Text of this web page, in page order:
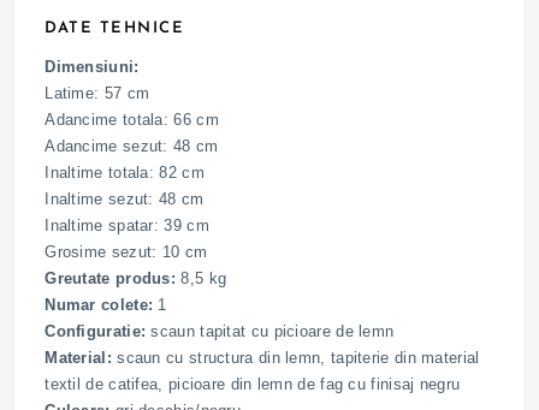
DATE TEHNICE
Dimensiuni:
Latime: 57 cm
Adancime totala: 66 cm
Adancime sezut: 48 cm
Inaltime totala: 82 cm
Inaltime sezut: 48 cm
Inaltime spatar: 39 cm
Grosime sezut: 10 cm
Greutate produs: 8,5 kg
Numar colete: 1
Configuratie:scaun tapitat cu picioare de lemn
Material: scaun cu structura din lemn, tapiterie din material
textil de catifea, picioare din lemn de fag cu finisaj negru